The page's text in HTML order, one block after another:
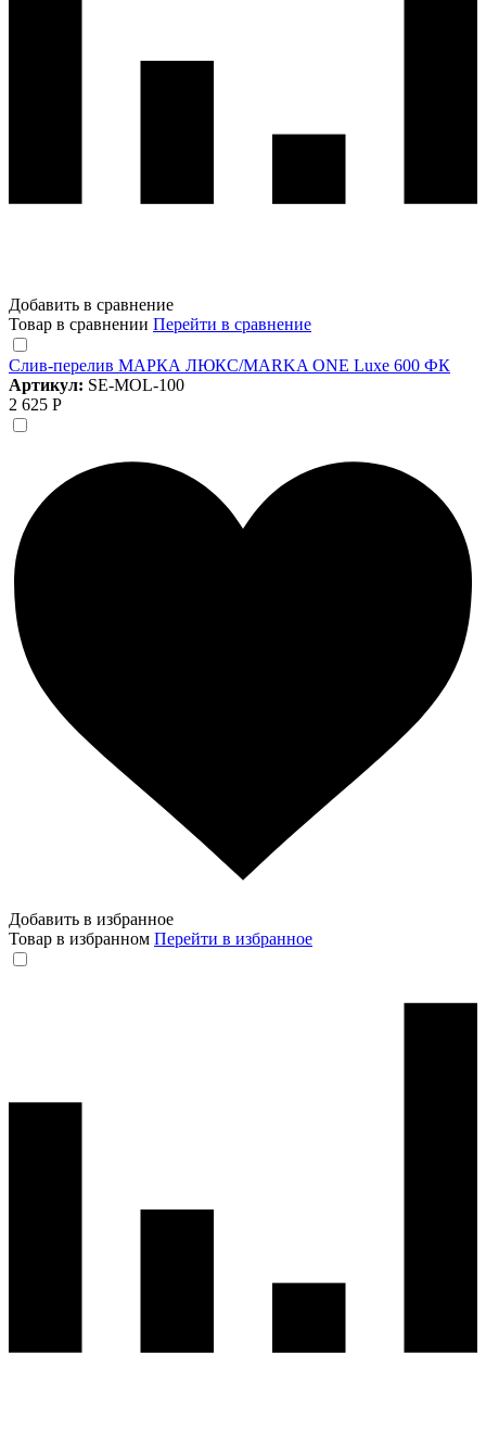
Добавить в сравнение
Товар в сравнении Перейти в сравнение
Слив-перелив МАРКА ЛЮКС/MARKA ONE Luxe 600 ФК
Артикул: SE-MOL-100
2 625 Р
Добавить в избранное
Товар в избранном Перейти в избранное